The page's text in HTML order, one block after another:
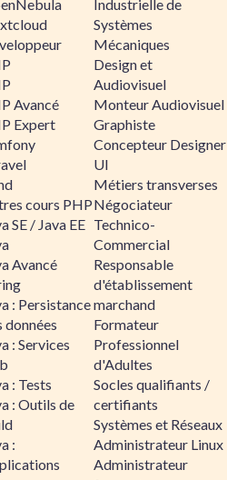
Avancé
Expert
cours PHP
SE / Java EE
Avancé
: Persistance
données
: Services
: Tests
: Outils de
:
Industrielle de
Systèmes
Mécaniques
Design et
Audiovisuel
Monteur Audiovisuel
Graphiste
Concepteur Designer
UI
Métiers transverses
Négociateur
Technico-
Commercial
Responsable
d'établissement
marchand
Formateur
Professionnel
d'Adultes
Socles qualifiants /
certifiants
Systèmes et Réseaux
Administrateur Linux
Administrateur